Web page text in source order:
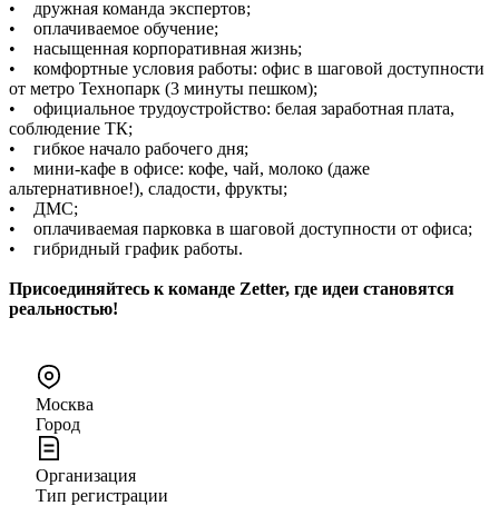
• дружная команда экспертов;
• оплачиваемое обучение;
• насыщенная корпоративная жизнь;
• комфортные условия работы: офис в шаговой доступности
от метро Технопарк (3 минуты пешком);
• официальное трудоустройство: белая заработная плата,
соблюдение ТК;
• гибкое начало рабочего дня;
• мини-кафе в офисе: кофе, чай, молоко (даже
альтернативное!), сладости, фрукты;
• ДМС;
• оплачиваемая парковка в шаговой доступности от офиса;
• гибридный график работы.
Присоединяйтесь к команде Zetter, где идеи становятся
реальностью!
Москва
Город
Организация
Тип регистрации